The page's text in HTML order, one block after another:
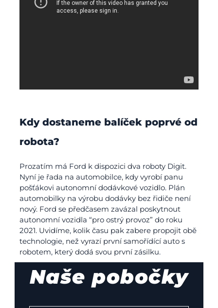
Kdy dostaneme balíček poprvé od
robota?
Prozatím má Ford k dispozici dva roboty Digit.
Nyní je řada na automobilce, kdy vyrobí panu
pošťákovi autonomní dodávkové vozidlo. Plán
automobilky na výrobu dodávky bez řidiče není
nový. Ford se předčasem zavázal poskytnout
autonomní vozidla “pro ostrý provoz” do roku
2021. Uvidíme, kolik času pak zabere propojit obě
technologie, než vyrazí první samořídící auto s
robotem, který dodá svou první zásilku.
Naše pobočky